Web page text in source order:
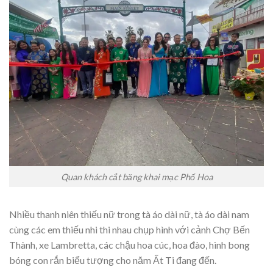
Quan khách cắt băng khai mạc Phố Hoa
Nhiều thanh niên thiếu nữ trong tà áo dài nữ, tà áo dài nam
cùng các em thiếu nhi thi nhau chụp hình với cảnh Chợ Bến
Thành, xe Lambretta, các chậu hoa cúc, hoa đào, hình bong
bóng con rắn biểu tượng cho năm Ất Ti đang đến.